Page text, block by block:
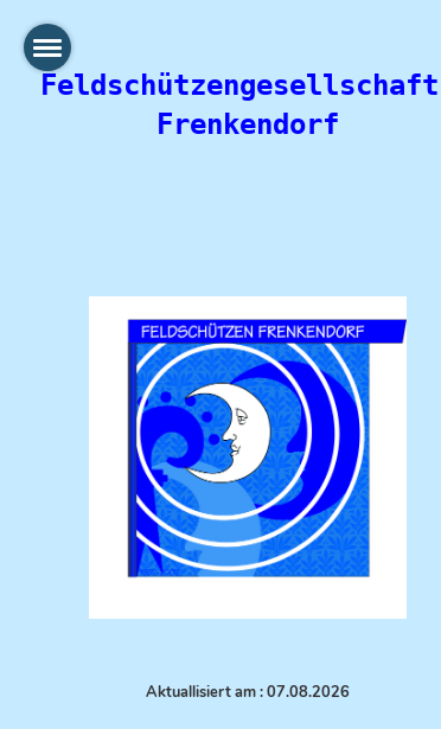
Feldschützengesellschaft
Frenkendorf
Aktuallisiert am : 07.08.2026